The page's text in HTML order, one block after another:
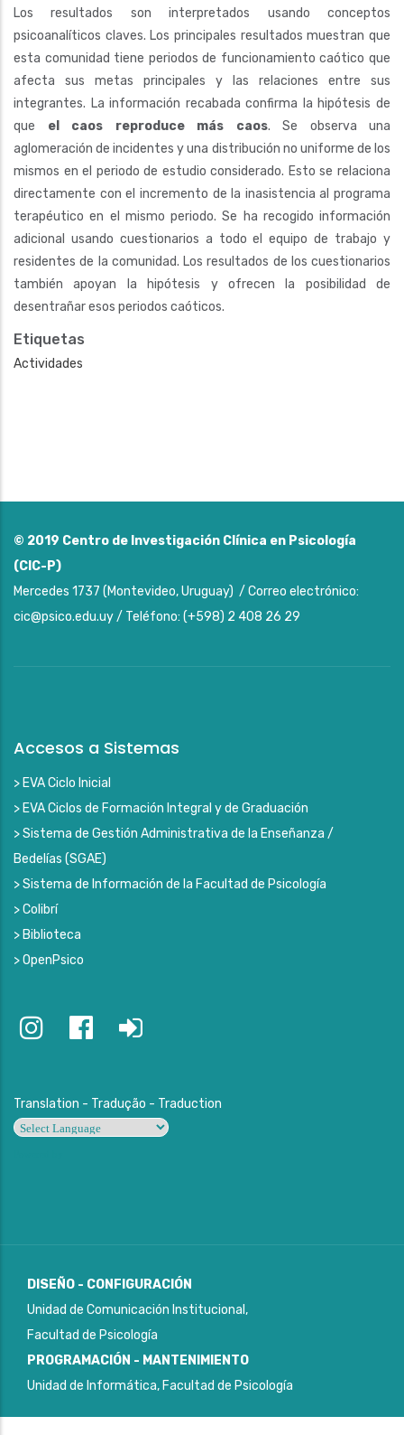
Los resultados son interpretados usando conceptos
psicoanalíticos claves. Los principales resultados muestran que
esta comunidad tiene periodos de funcionamiento caótico que
afecta sus metas principales y las relaciones entre sus
integrantes. La información recabada confirma la hipótesis de
que el caos reproduce más caos. Se observa una
aglomeración de incidentes y una distribución no uniforme de los
mismos en el periodo de estudio considerado. Esto se relaciona
directamente con el incremento de la inasistencia al programa
terapéutico en el mismo periodo. Se ha recogido información
adicional usando cuestionarios a todo el equipo de trabajo y
residentes de la comunidad. Los resultados de los cuestionarios
también apoyan la hipótesis y ofrecen la posibilidad de
desentrañar esos periodos caóticos.
Etiquetas
Actividades
© 2019 Centro de Investigación Clínica en Psicología
(CIC-P)
Mercedes 1737 (Montevideo, Uruguay) / Correo electrónico:
cic@psico.edu.uy / Teléfono: (+598) 2 408 26 29
Accesos a Sistemas
> EVA Ciclo Inicial
> EVA Ciclos de Formación Integral y de Graduación
> Sistema de Gestión Administrativa de la Enseñanza /
Bedelías (SGAE)
> Sistema de Información de la Facultad de Psicología
> Colibrí
> Biblioteca
> OpenPsico
Translation - Tradução - Traduction
DISEÑO - CONFIGURACIÓN
Unidad de Comunicación Institucional,
Facultad de Psicología
PROGRAMACIÓN - MANTENIMIENTO
Unidad de Informática, Facultad de Psicología